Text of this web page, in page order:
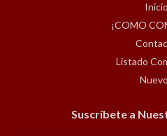
Inicio
¡COMO
Listado
Suscríbete a